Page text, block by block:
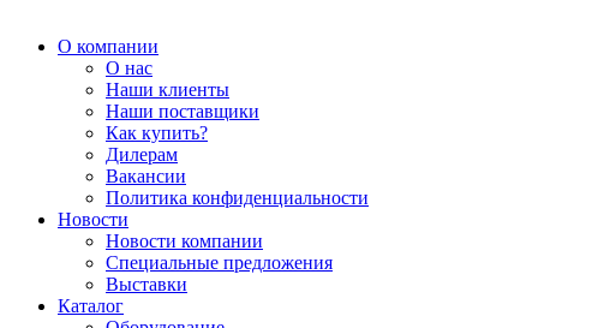
О компании
О нас
Наши клиенты
Наши поставщики
Как купить?
Дилерам
Вакансии
Политика конфиденциальности
Новости
Новости компании
Специальные предложения
Выставки
Каталог